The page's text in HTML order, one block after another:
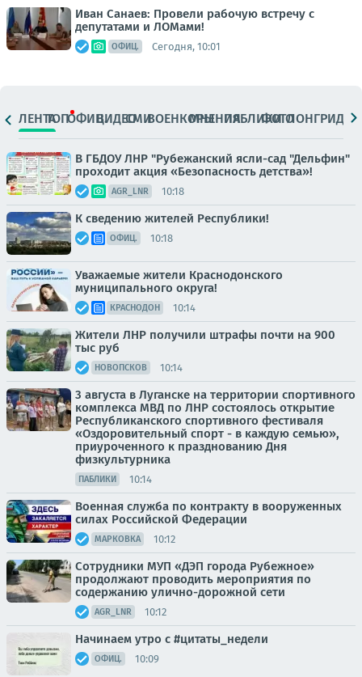
Иван Санаев: Провели рабочую встречу с
депутатами и ЛОМами!
ОФИЦ. Сегодня, 10:01
ЛЕНТАТОПОФИЦ.ВИДЕОСМИВОЕНКОРЫМНЕНИЯПАБЛИКИ
ФОТОЛОНГРИДЫ
В ГБДОУ ЛНР "Рубежанский ясли-сад "Дельфин"
проходит акция «Безопасность детства»!
AGR_LNR 10:18
К сведению жителей Республики!
ОФИЦ. 10:18
Уважаемые жители Краснодонского
муниципального округа!
КРАСНОДОН 10:14
Жители ЛНР получили штрафы почти на 900
тыс руб
НОВОПСКОВ 10:14
3 августа в Луганске на территории спортивного
комплекса МВД по ЛНР состоялось открытие
Республиканского спортивного фестиваля
«Оздоровительный спорт - в каждую семью»,
приуроченного к празднованию Дня
физкультурника
ПАБЛИКИ 10:14
Военная служба по контракту в вооруженных
силах Российской Федерации
МАРКОВКА 10:12
Сотрудники МУП «ДЭП города Рубежное»
продолжают проводить мероприятия по
содержанию улично-дорожной сети
AGR_LNR 10:12
Начинаем утро с #цитаты_недели
ОФИЦ. 10:09